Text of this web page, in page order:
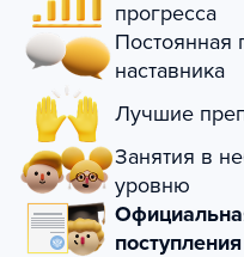
прогресса
Постоянная
наставника
Лучшие
Занятия в
уровню